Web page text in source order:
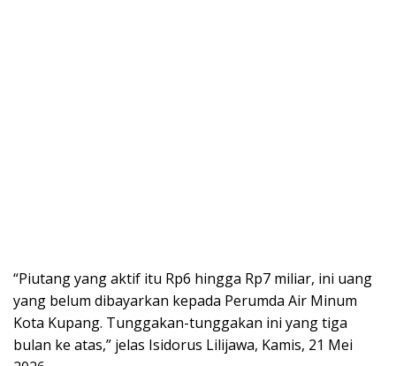
“Piutang yang aktif itu Rp6 hingga Rp7 miliar, ini uang
yang belum dibayarkan kepada Perumda Air Minum
Kota Kupang. Tunggakan-tunggakan ini yang tiga
bulan ke atas,” jelas Isidorus Lilijawa, Kamis, 21 Mei